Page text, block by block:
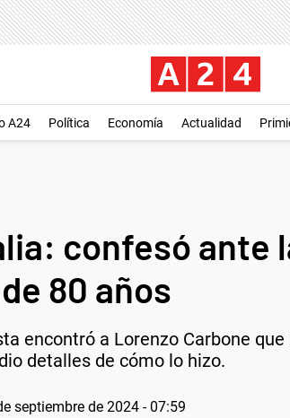
A24 Política Economía Actualidad
confesó ante
80 años
encontró a Lorenzo Carbone
detalles de cómo lo hizo.
septiembre de 2024 - 07:59